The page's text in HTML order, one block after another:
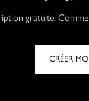
gratuite.
CRÉER